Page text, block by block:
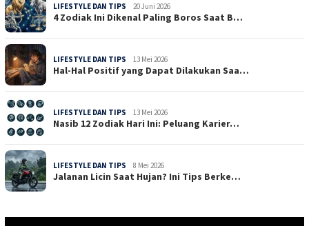
LIFESTYLE DAN TIPS 20 Juni 2026
4 Zodiak Ini Dikenal Paling Boros Saat B…
LIFESTYLE DAN TIPS 13 Mei 2026
Hal-Hal Positif yang Dapat Dilakukan Saa…
LIFESTYLE DAN TIPS 13 Mei 2026
Nasib 12 Zodiak Hari Ini: Peluang Karier…
LIFESTYLE DAN TIPS 8 Mei 2026
Jalanan Licin Saat Hujan? Ini Tips Berke…